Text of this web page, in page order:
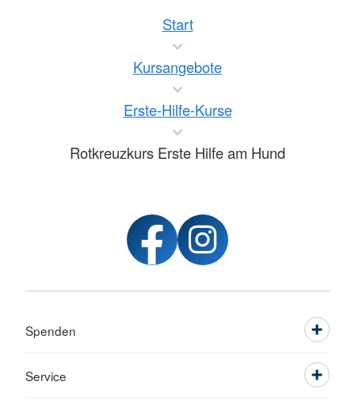
Start
Kursangebote
Erste-Hilfe-Kurse
Rotkreuzkurs Erste Hilfe am Hund
Spenden
Service